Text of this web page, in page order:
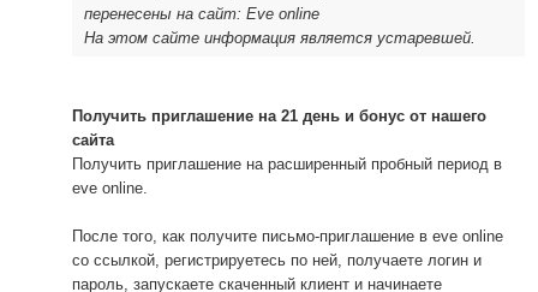
перенесены на сайт: Eve online
На этом сайте информация является устаревшей.
Получить приглашение на 21 день и бонус от нашего
сайта
Получить приглашение на расширенный пробный период в
eve online.
После того, как получите письмо-приглашение в eve online
со ссылкой, регистрируетесь по ней, получаете логин и
пароль, запускаете скаченный клиент и начинаете